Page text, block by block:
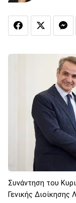
Συνάντηση του
Γενικής